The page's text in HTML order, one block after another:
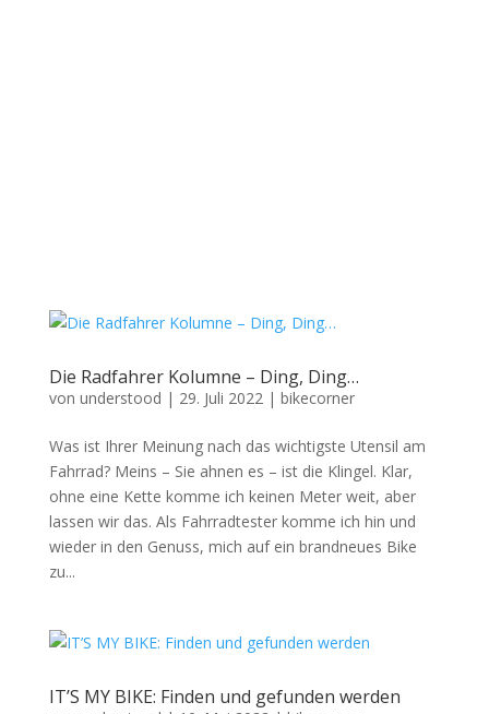
Die Radfahrer Kolumne – Ding, Ding…
von understood | 29. Juli 2022| bikecorner
Was ist Ihrer Meinung nach das wichtigste Utensil am
Fahrrad? Meins – Sie ahnen es – ist die Klingel. Klar,
ohne eine Kette komme ich keinen Meter weit, aber
lassen wir das. Als Fahrradtester komme ich hin und
wieder in den Genuss, mich auf ein brandneues Bike
zu...
IT’S MY BIKE: Finden und gefunden werden